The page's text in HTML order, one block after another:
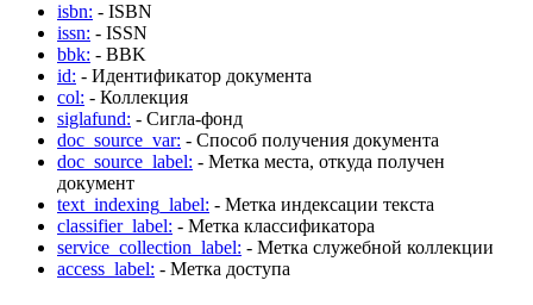
isbn: - ISBN
issn: - ISSN
bbk: - BBK
id: - Идентификатор документа
col: - Коллекция
siglafund: - Сигла-фонд
doc_source_var: - Способ получения документа
doc_source_label: - Метка места, откуда получен
документ
text_indexing_label: - Метка индексации текста
classifier_label: - Метка классификатора
service_collection_label: - Метка служебной коллекции
access_label: - Метка доступа